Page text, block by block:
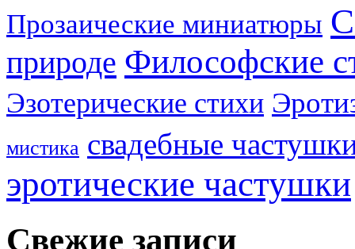
Прозаические миниатюры
природе Философские
Эзотерические стихи
мистика свадебные
эротические частушки
Свежие записи